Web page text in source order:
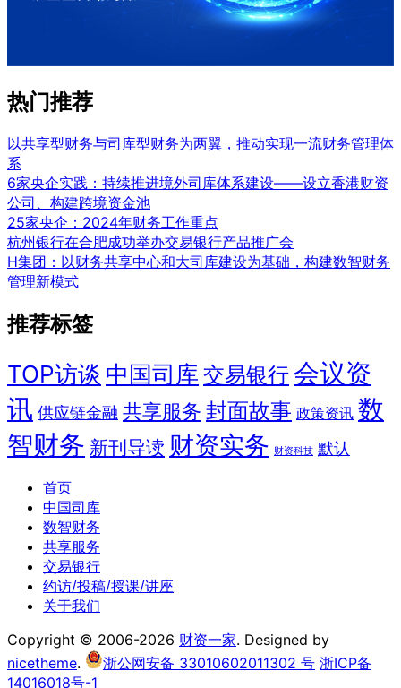
热门推荐
以共享型财务与司库型财务为两翼，推动实现一流财务管理体
系
6家央企实践：持续推进境外司库体系建设——设立香港财资
公司、构建跨境资金池
25家央企：2024年财务工作重点
杭州银行在合肥成功举办交易银行产品推广会
H集团：以财务共享中心和大司库建设为基础，构建数智财务
管理新模式
推荐标签
TOP访谈 中国司库 交易银行会议资
讯 供应链金融 共享服务 封面故事 政策资讯 数
智财务 新刊导读 财资实务 财资科技 默认
首页
中国司库
数智财务
共享服务
交易银行
约访/投稿/授课/讲座
关于我们
Copyright © 2006-2026 财资一家. Designed by
nicetheme. 浙公网安备 33010602011302 号 浙ICP备
14016018号-1